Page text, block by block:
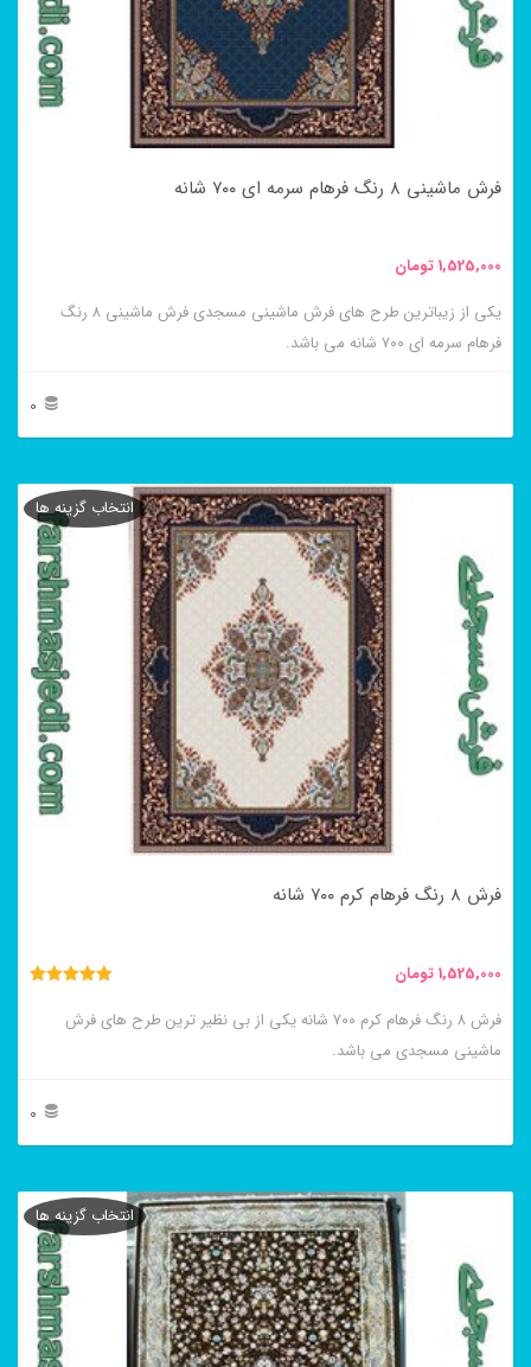
گزینه
ها
صفحه
انتخاب
شوند
فرش ماشینی ۸ رنگ فرهام سرمه ای ۷۰۰ شانه
1,525,000تومان
یکی از زیباترین طرح های فرش ماشینی مسجدی فرش ماشینی ۸ رنگ
فرهام سرمه ای ۷۰۰ شانه می باشد.
0
محصول
مختلفی
باشد.
گزینه
ها
صفحه
انتخاب
شوند
فرش ۸ رنگ فرهام کرم ۷۰۰ شانه
5.00
از 5
1,525,000تومان
فرش ۸ رنگ فرهام کرم ۷۰۰ شانه یکی از بی نظیر ترین طرح های فرش
ماشینی مسجدی می باشد.
0
انتخاب گزینه ها
محصول
مختلفی
انتخاب گزینه ها